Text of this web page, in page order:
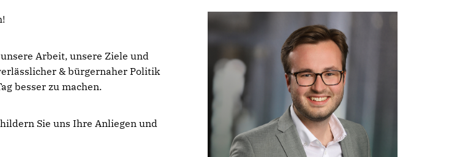
Arbeit, unsere Ziele und
& bürgernaher Politik
besser zu machen.
Sie uns Ihre Anliegen und